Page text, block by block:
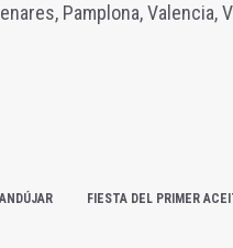
Pamplona, Valencia,
ANDÚJAR FIESTA DEL PRIMER